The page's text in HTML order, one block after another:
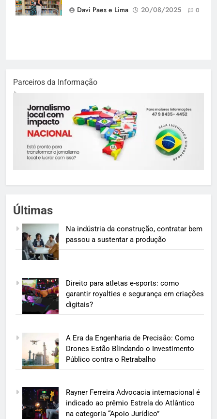
DIVULGAÇÃO)
Davi Paes e Lima
20/08/2025 0
Parceiros da Informação
Últimas
Na indústria da construção, contratar bem
passou a sustentar a produção
Direito para atletas e-sports: como
garantir royalties e segurança em criações
digitais?
A Era da Engenharia de Precisão: Como
Drones Estão Blindando o Investimento
Público contra o Retrabalho
Rayner Ferreira Advocacia internacional é
indicado ao prêmio Estrela do Atlântico
na categoria “Apoio Jurídico”